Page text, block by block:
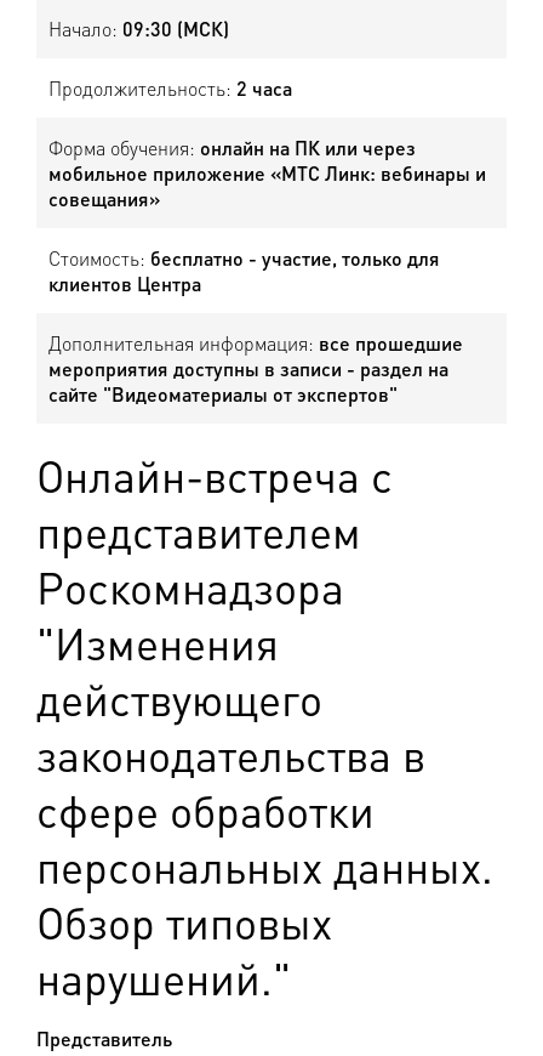
Начало: 09:30 (МСК)
Продолжительность: 2 часа
Форма обучения: онлайн на ПК или через
мобильное приложение «МТС Линк: вебинары и
совещания»
Стоимость: бесплатно - участие, только для
клиентов Центра
Дополнительная информация: все прошедшие
мероприятия доступны в записи - раздел на
сайте "Видеоматериалы от экспертов"
Онлайн-встреча с
представителем
Роскомнадзора
"Изменения
действующего
законодательства в
сфере обработки
персональных данных.
Обзор типовых
нарушений."
Представитель